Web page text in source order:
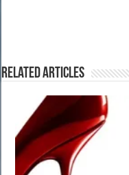
Related Articles